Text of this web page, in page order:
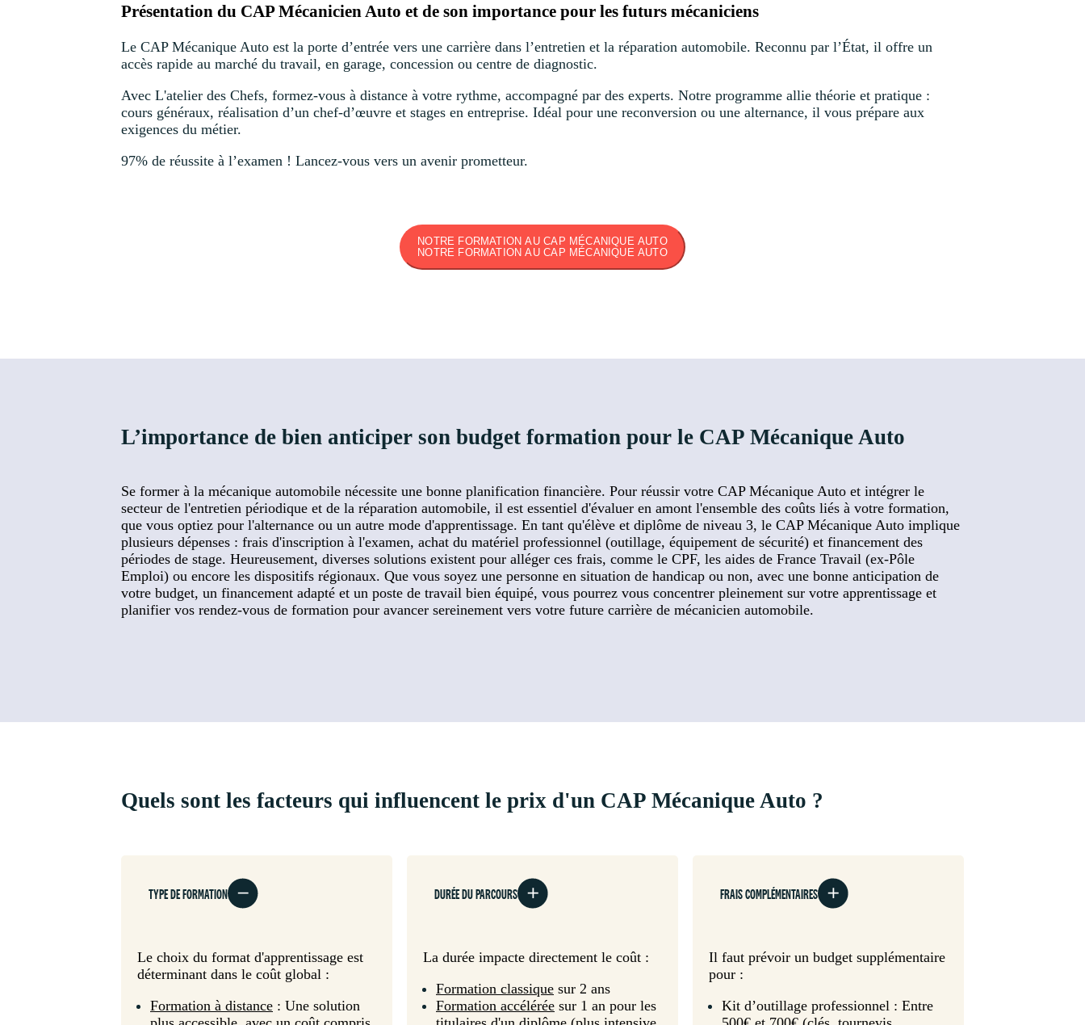
Présentation du CAP Mécanicien Auto et de son importance pour les futurs mécaniciens
Le CAP Mécanique Auto est la porte d’entrée vers une carrière dans l’entretien et la réparation automobile. Reconnu par l’État, il offre un
accès rapide au marché du travail, en garage, concession ou centre de diagnostic.
Avec L'atelier des Chefs, formez-vous à distance à votre rythme, accompagné par des experts. Notre programme allie théorie et pratique :
cours généraux, réalisation d’un chef-d’œuvre et stages en entreprise. Idéal pour une reconversion ou une alternance, il vous prépare aux
exigences du métier.
97% de réussite à l’examen ! Lancez-vous vers un avenir prometteur.
NOTRE FORMATION AU CAP MÉCANIQUE AUTO
NOTRE FORMATION AU CAP MÉCANIQUE AUTO
L’importance de bien anticiper son budget formation pour le CAP Mécanique Auto
Se former à la mécanique automobile nécessite une bonne planification financière. Pour réussir votre CAP Mécanique Auto et intégrer le
secteur de l'entretien périodique et de la réparation automobile, il est essentiel d'évaluer en amont l'ensemble des coûts liés à votre formation,
que vous optiez pour l'alternance ou un autre mode d'apprentissage. En tant qu'élève et diplôme de niveau 3, le CAP Mécanique Auto implique
plusieurs dépenses : frais d'inscription à l'examen, achat du matériel professionnel (outillage, équipement de sécurité) et financement des
périodes de stage. Heureusement, diverses solutions existent pour alléger ces frais, comme le CPF, les aides de France Travail (ex-Pôle
Emploi) ou encore les dispositifs régionaux. Que vous soyez une personne en situation de handicap ou non, avec une bonne anticipation de
votre budget, un financement adapté et un poste de travail bien équipé, vous pourrez vous concentrer pleinement sur votre apprentissage et
planifier vos rendez-vous de formation pour avancer sereinement vers votre future carrière de mécanicien automobile.
Quels sont les facteurs qui influencent le prix d'un CAP Mécanique Auto ?
TYPE DE FORMATION
Le choix du format d'apprentissage est
déterminant dans le coût global :
Formation à distance : Une solution
DURÉE DU PARCOURS
La durée impacte directement le coût :
Formation classique sur 2 ans
Formation accélérée sur 1 an pour les
FRAIS COMPLÉMENTAIRES
Il faut prévoir un budget supplémentaire
pour :
Kit d’outillage professionnel : Entre